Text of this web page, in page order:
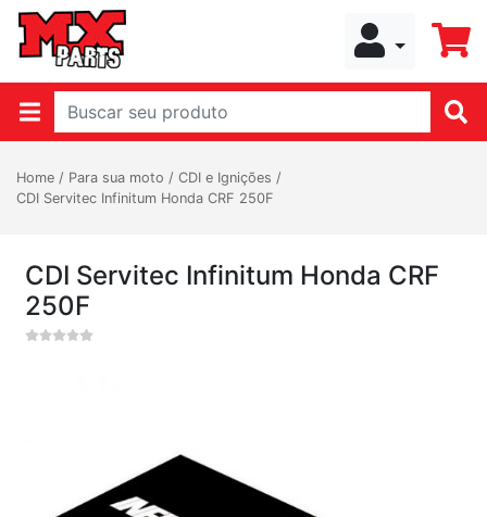
Home / Para sua moto / CDI e Ignições /
CDI Servitec Infinitum Honda CRF 250F
CDI Servitec Infinitum Honda CRF
250F